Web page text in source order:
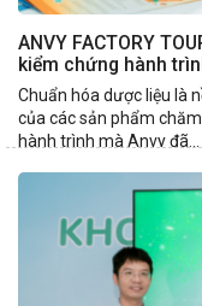
ANVY FACTORY
kiểm chứng hành
Chuẩn hóa dược liệu là
của các sản phẩm
hành trình mà Anvy đã...